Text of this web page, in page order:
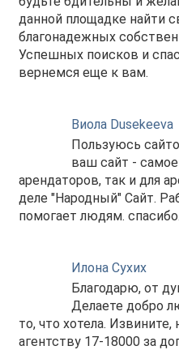
данной площадке найти
благонадежных
Успешных поисков и
вернемся еще к вам.
Виола Dusekeeva
Пользуюсь
ваш сайт -
арендаторов, так и для
деле "Народный" Сайт.
помогает людям. спасибо.
Илона Сухих
Благодарю, от
Делаете добро
то, что хотела. Извините,
агентству 17-18000 за